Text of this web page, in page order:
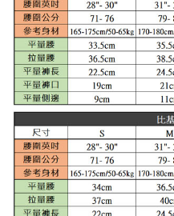
【注意事項】
１．透過由恩沛科技股份有限公司
易，需依本服務之必要範圍內提供
權轉讓予恩沛科技股份有限公司。
２．關於個人資料處理事宜，請瀏
https://aftee.tw/terms/#terms3
３．未成年的使用者請事先徵得法
「AFTEE先享後付」，若未經同意
任。
４．使用「AFTEE先享後付」時，
時審查核予不同之上限額度；若仍
請求用戶進行身份認證。
５．嚴禁一人註冊多個帳號或使用
恩沛科技股份有限公司將有權停止
宅配
每筆NT$85，滿NT$1,200(含以
澎湖、金門、馬祖、小琉球、
每筆NT$125
郵局快捷(隔天到貨，需先line@
每筆NT$100
海外宅配